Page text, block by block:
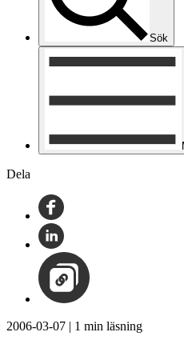
Sök
Dela
2006-03-07 | 1 min läsning